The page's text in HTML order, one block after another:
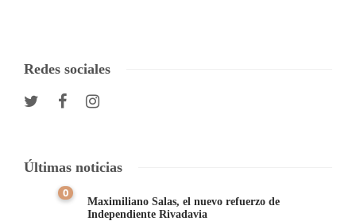
Redes sociales
Últimas noticias
0
Maximiliano Salas, el nuevo refuerzo de
Independiente Rivadavia